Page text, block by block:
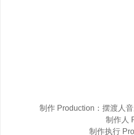
制作 Production：摆渡人
制作人
制作执行